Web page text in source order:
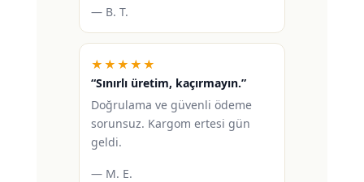
— B. T.
★★★★★
“Sınırlı üretim, kaçırmayın.”
Doğrulama ve güvenli ödeme
sorunsuz. Kargom ertesi gün
geldi.
— M. E.